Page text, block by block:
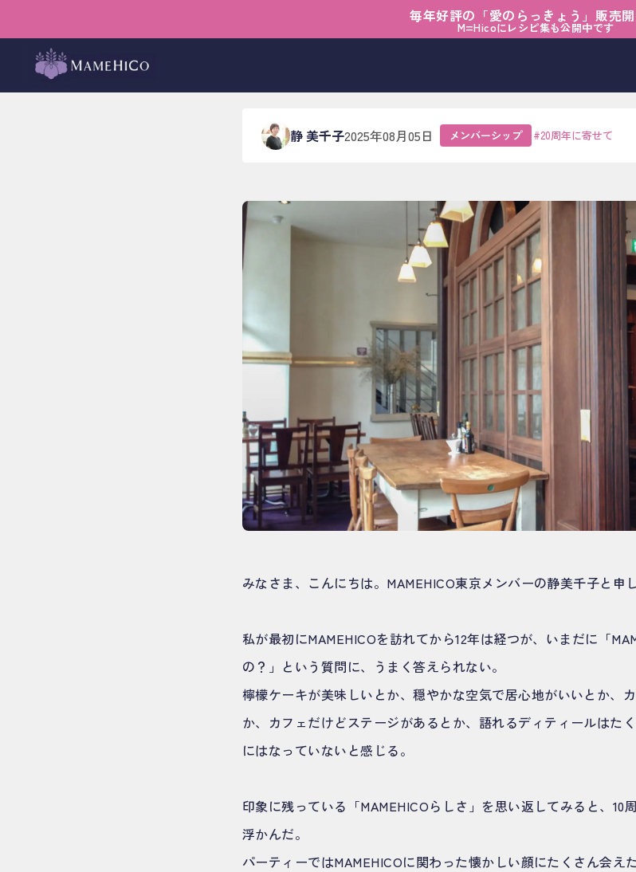
毎年好評の「愛のらっきょう」販売開
M=Hicoにレシピ集も公開中です
【20th】おおらかなまなざし
【20th】おおらかなまな
静 美千子2025年08月05日 メンバーシップ #20周年に寄せて
みなさま、こんにちは。MAMEHICO東京メンバーの静美千子と申し
私が最初にMAMEHICOを訪れてから12年は経つが、いまだに「
の？」という質問に、うまく答えられない。
檸檬ケーキが美味しいとか、穏やかな空気で居心地がいいとか、
か、カフェだけどステージがあるとか、語れるディティールはた
にはなっていないと感じる。
印象に残っている「MAMEHICOらしさ」を思い返してみると、10
浮かんだ。
パーティーではMAMEHICOに関わった懐かしい顔にたくさん会え